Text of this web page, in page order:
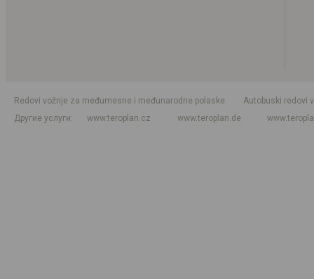
Redovi vožnje za međumesne i međunarodne polaske
Autobuski redovi
Другие услуги
www.teroplan.cz www.teroplan.de